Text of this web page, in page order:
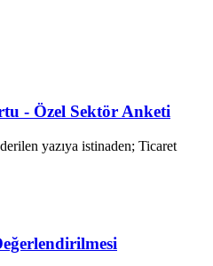
- Özel Sektör Anketi
yazıya istinaden; Ticaret